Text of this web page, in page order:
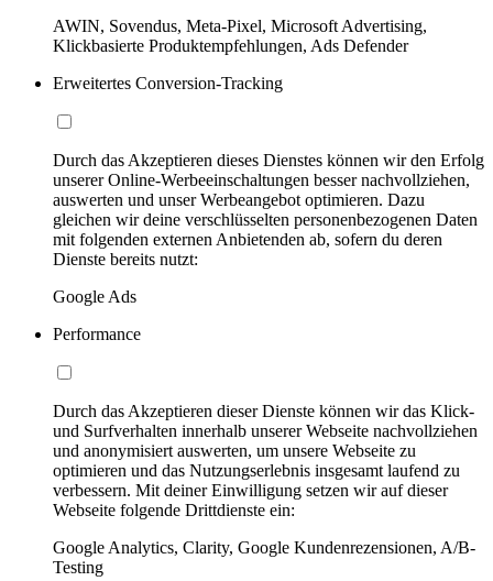
AWIN, Sovendus, Meta-Pixel, Microsoft Advertising,
Klickbasierte Produktempfehlungen, Ads Defender
Erweitertes Conversion-Tracking
Durch das Akzeptieren dieses Dienstes können wir den Erfolg
unserer Online-Werbeeinschaltungen besser nachvollziehen,
auswerten und unser Werbeangebot optimieren. Dazu
gleichen wir deine verschlüsselten personenbezogenen Daten
mit folgenden externen Anbietenden ab, sofern du deren
Dienste bereits nutzt:
Google Ads
Performance
Durch das Akzeptieren dieser Dienste können wir das Klick-
und Surfverhalten innerhalb unserer Webseite nachvollziehen
und anonymisiert auswerten, um unsere Webseite zu
optimieren und das Nutzungserlebnis insgesamt laufend zu
verbessern. Mit deiner Einwilligung setzen wir auf dieser
Webseite folgende Drittdienste ein:
Google Analytics, Clarity, Google Kundenrezensionen, A/B-
Testing